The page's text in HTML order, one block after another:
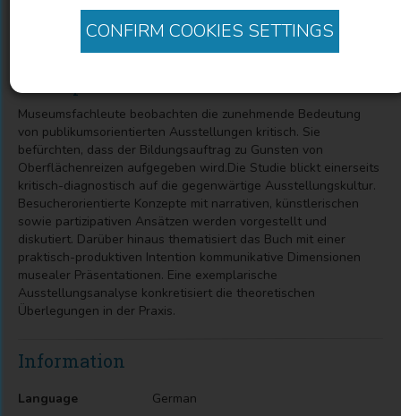
CONFIRM COOKIES SETTINGS
Museumsfachleute beobachten die zunehmende Bedeutung
von publikumsorientierten Ausstellungen kritisch. Sie
befürchten, dass der Bildungsauftrag zu Gunsten von
Oberflächenreizen aufgegeben wird.Die Studie blickt einerseits
kritisch-diagnostisch auf die gegenwärtige Ausstellungskultur.
Besucherorientierte Konzepte mit narrativen, künstlerischen
sowie partizipativen Ansätzen werden vorgestellt und
diskutiert. Darüber hinaus thematisiert das Buch mit einer
praktisch-produktiven Intention kommunikative Dimensionen
musealer Präsentationen. Eine exemplarische
Ausstellungsanalyse konkretisiert die theoretischen
Überlegungen in der Praxis.
Information
Language
German